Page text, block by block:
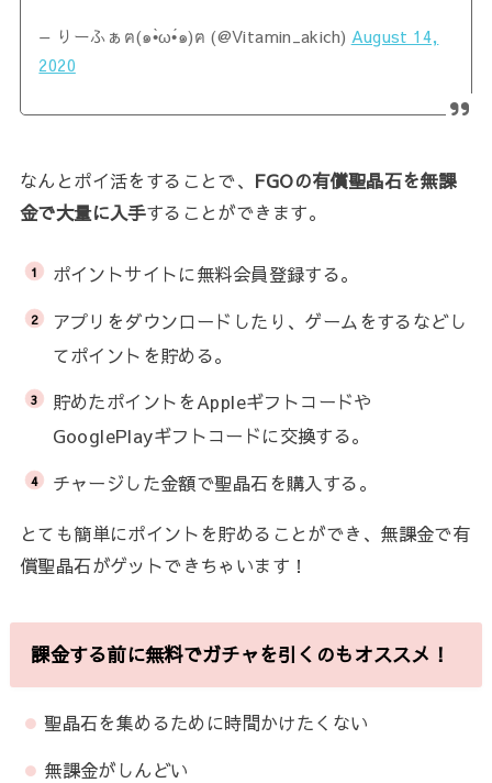
— りーふぁฅ(๑•̀ω•́๑)ฅ (@Vitamin_akich) August 14,
2020
なんとポイ活をすることで、 FGOの有償聖晶石を無課
金で大量に入手することができます。
ポイントサイトに無料会員登録する。
アプリをダウンロードしたり、ゲームをするなどし
てポイントを貯める。
貯めたポイントをAppleギフトコードや
GooglePlayギフトコードに交換する。
チャージした金額で聖晶石を購入する。
とても簡単にポイントを貯めることができ、無課金で有
償聖晶石がゲットできちゃいます！
課金する前に無料でガチャを引くのもオススメ！
聖晶石を集めるために時間かけたくない
無課金がしんどい